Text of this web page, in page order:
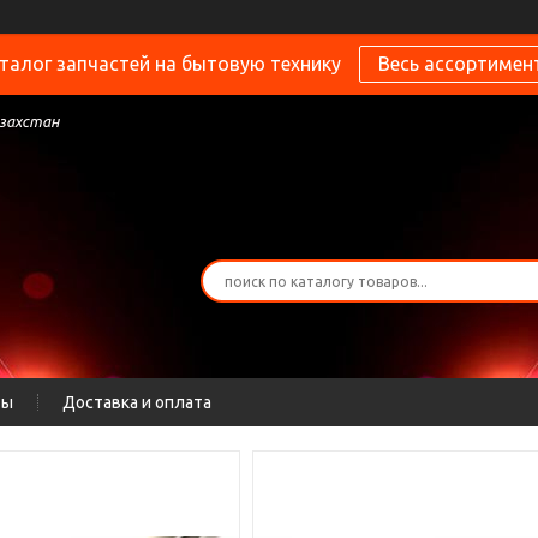
запчастей на бытовую технику Весь
Доставка и оплата